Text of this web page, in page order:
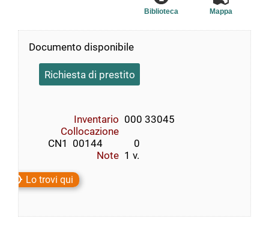
Mappa
Biblioteca
Documento disponibile
Richiesta di prestito
Inventario 000 33045
Collocazione
        CN1  00144             0
Note 1 v.
Lo trovi qui